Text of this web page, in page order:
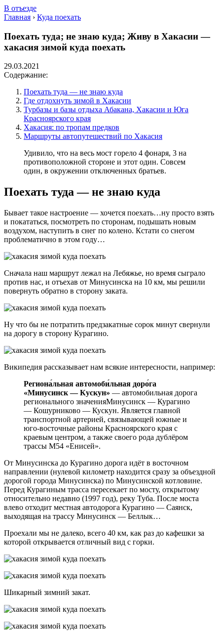
В отъезде
Главная › Куда поехать
Поехать туда; не знаю куда; Живу в Хакасии —
хакасия зимой куда поехать
29.03.2021
Содержание:
Поехать туда — не знаю куда
Где отдохнуть зимой в Хакасии
Турбазы и базы отдыха Абакана, Хакасии и Юга
Красноярского края
Хакасия: по тропам предков
Маршруты автопутешествий по Хакасия
Удивило, что на весь мост горело 4 фонаря, 3 на
противоположной стороне и этот один. Совсем
один, в окружении отключенных братьев.
Поехать туда — не знаю куда
Бывает такое настроение — хочется поехать…ну просто взять
и покататься, посмотреть по сторонам, подышать новым
воздухом, наступить в снег по колено. Кстати со снегом
проблематично в этом году…
Сначала наш маршрут лежал на Лебяжье, но время сыграло
против нас, и отъехав от Минусинска на 10 км, мы решили
повернуть обратно в сторону заката.
Ну что бы не потратить предзакатные сорок минут свернули
на дорогу в сторону Курагино.
Википедия рассказывает нам всякие интересности, например:
Региона́льная автомоби́льная доро́га
«Минусинск — Кускун» — автомобильная дорога
регионального значенияМинусинск — Курагино
— Кошурниково — Кускун. Является главной
транспортной артерией, связывающей южные и
юго-восточные районы Красноярского края с
краевым центром, а также своего рода дублёром
трассы М54 «Енисей».
От Минусинска до Курагино дорога идёт в восточном
направлении (нулевой километр находится сразу за объездной
дорогой города Минусинска) по Минусинской котловине.
Перед Курагиным трасса пересекает по мосту, открытому
относительно недавно (1997 год), реку Туба. После моста
влево отходит местная автодорога Курагино — Саянск,
выходящая на трассу Минусинск — Беллык…
Проехали мы не далеко, всего 40 км, как раз до кафешки за
которой открывается отличный вид с горки.
Шикарный зимний закат.